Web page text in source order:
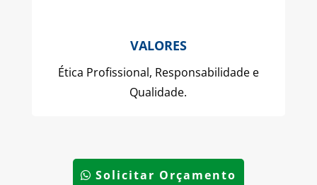
VALORES
Ética Profissional, Responsabilidade e
Qualidade.
Solicitar Orçamento